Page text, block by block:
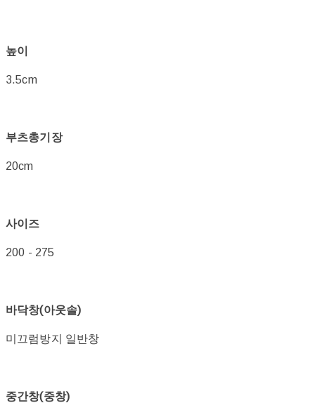
높이
3.5cm
부츠총기장
20cm
사이즈
200 - 275
바닥창(아웃솔)
미끄럼방지 일반창
중간창(중창)